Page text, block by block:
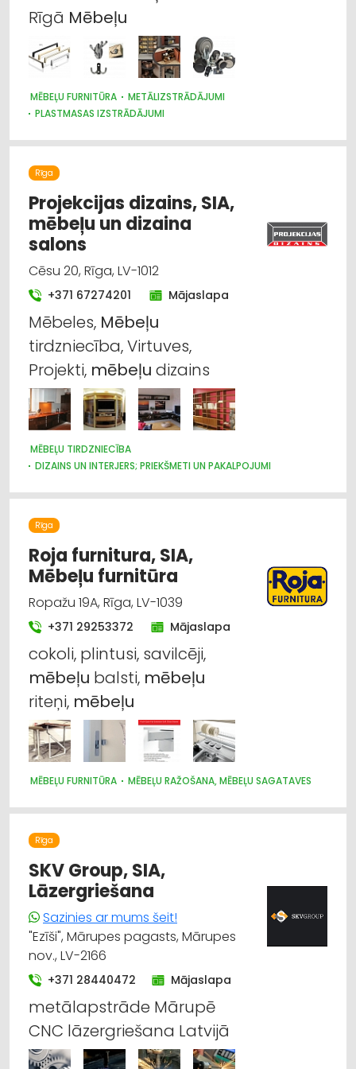
AUTO ĶĪMIJA, AUTO KRĀSAS
RŪPNIECISKĀS IEKĀRTAS, AUTOMATIZĀCIJA
Rīgā Mēbeļu
MĒBEĻU FURNITŪRA
METĀLIZSTRĀDĀJUMI
PLASTMASAS IZSTRĀDĀJUMI
Rīga
Projekcijas dizains, SIA,
mēbeļu un dizaina
salons
Cēsu 20, Rīga, LV-1012
+371 67274201 Mājaslapa
Mēbeles, Mēbeļu
tirdzniecība, Virtuves,
Projekti, mēbeļu dizains
MĒBEĻU TIRDZNIECĪBA
DIZAINS UN INTERJERS; PRIEKŠMETI UN PAKALPOJUMI
Rīga
Roja furnitura, SIA,
Mēbeļu furnitūra
Ropažu 19A, Rīga, LV-1039
+371 29253372 Mājaslapa
cokoli, plintusi, savilcēji,
mēbeļu balsti, mēbeļu
riteņi, mēbeļu
MĒBEĻU FURNITŪRA MĒBEĻU RAŽOŠANA, MĒBEĻU SAGATAVES
Rīga
SKV Group, SIA,
Lāzergriešana
Sazinies ar mums šeit!
"Ezīši", Mārupes pagasts, Mārupes
nov., LV-2166
+371 28440472 Mājaslapa
metālapstrāde Mārupē
CNC lāzergriešana Latvijā